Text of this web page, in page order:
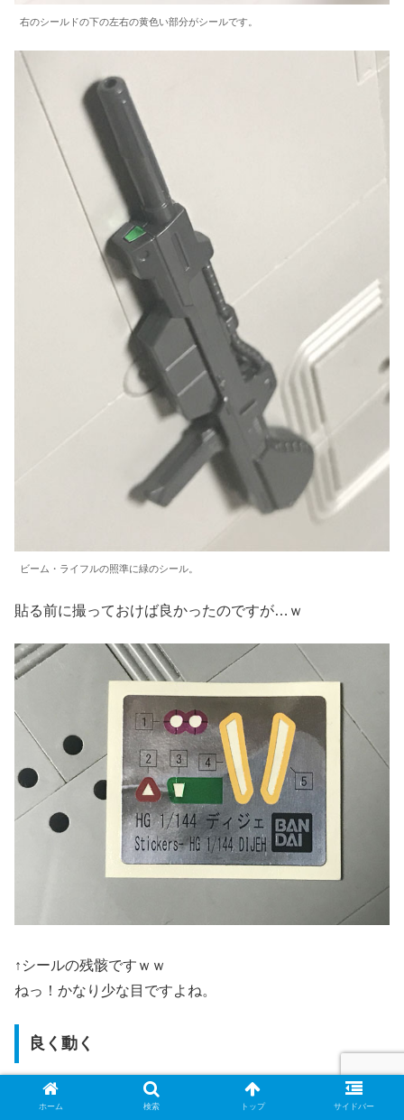
右のシールドの下の左右の黄色い部分がシールです。
ビーム・ライフルの照準に緑のシール。
貼る前に撮っておけば良かったのですが…ｗ
↑シールの残骸ですｗｗ
ねっ！かなり少な目ですよね。
良く動く
最近のHGは、かなり良く動きますよね。まあ。上のグレ
ホーム 検索 トップ サイドバー